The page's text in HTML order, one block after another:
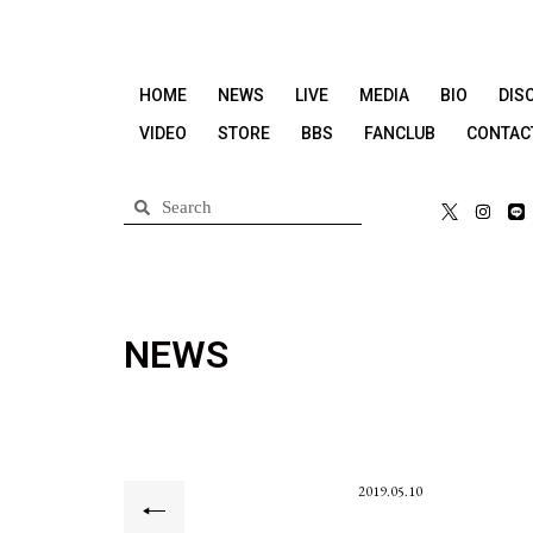
HOME NEWS LIVE MEDIA BIO
VIDEO
STORE BBS FANCLUB
NEWS
2019.05.10